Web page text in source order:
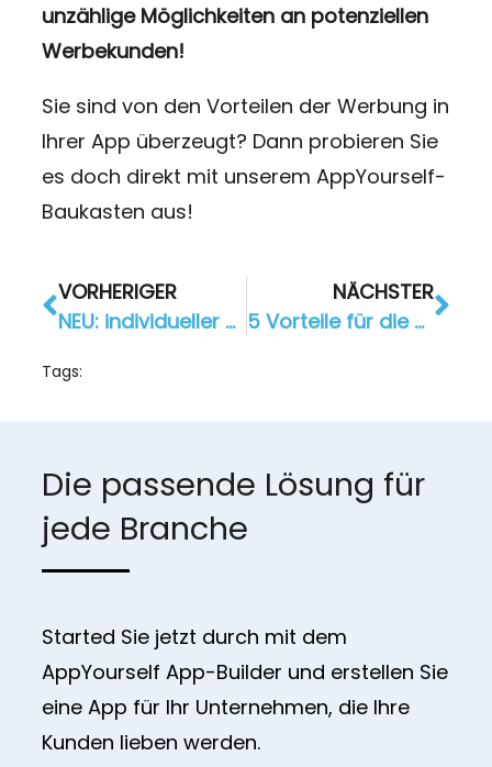
unzählige Möglichkeiten an potenziellen
Werbekunden!
Sie sind von den Vorteilen der Werbung in
Ihrer App überzeugt? Dann probieren Sie
es doch direkt mit unserem AppYourself-
Baukasten aus!
VORHERIGER
NEU: individueller App-Style mit Custom CSS
NÄCHSTER
5 Vorteile für die eigene App im Einzelhandel
Tags:
Die passende Lösung für
jede Branche
Started Sie jetzt durch mit dem
AppYourself App-Builder und erstellen Sie
eine App für Ihr Unternehmen, die Ihre
Kunden lieben werden.